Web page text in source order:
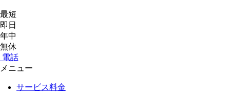
最短
即日
年中
無休
電話
メニュー
サービス料金